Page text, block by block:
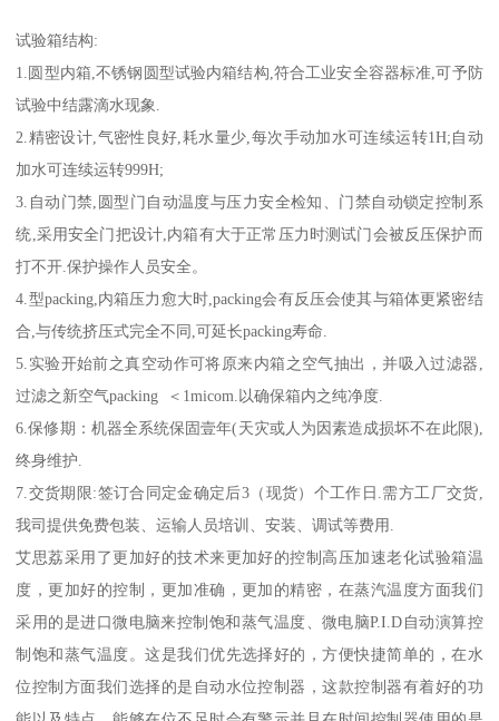
试验箱结构:
1.圆型内箱,不锈钢圆型试验内箱结构,符合工业安全容器标准,可予防
试验中结露滴水现象.
2.精密设计,气密性良好,耗水量少,每次手动加水可连续运转1H;自动
加水可连续运转999H;
3.自动门禁,圆型门自动温度与压力安全检知、门禁自动锁定控制系
统,采用安全门把设计,内箱有大于正常压力时测试门会被反压保护而
打不开.保护操作人员安全。
4.型packing,内箱压力愈大时,packing会有反压会使其与箱体更紧密结
合,与传统挤压式完全不同,可延长packing寿命.
5.实验开始前之真空动作可将原来内箱之空气抽出，并吸入过滤器,
过滤之新空气packing ＜1micom.以确保箱内之纯净度.
6.保修期：机器全系统保固壹年(天灾或人为因素造成损坏不在此限),
终身维护.
7.交货期限:签订合同定金确定后3（现货）个工作日.需方工厂交货,
我司提供免费包装、运输人员培训、安装、调试等费用.
艾思荔采用了更加好的技术来更加好的控制高压加速老化试验箱温
度，更加好的控制，更加准确，更加的精密，在蒸汽温度方面我们
采用的是进口微电脑来控制饱和蒸气温度、微电脑P.I.D自动演算控
制饱和蒸气温度。这是我们优先选择好的，方便快捷简单的，在水
位控制方面我们选择的是自动水位控制器，这款控制器有着好的功